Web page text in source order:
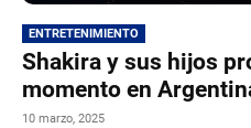
ENTRETENIMIENTO
Shakira y sus hijos
momento en
10 marzo, 2025